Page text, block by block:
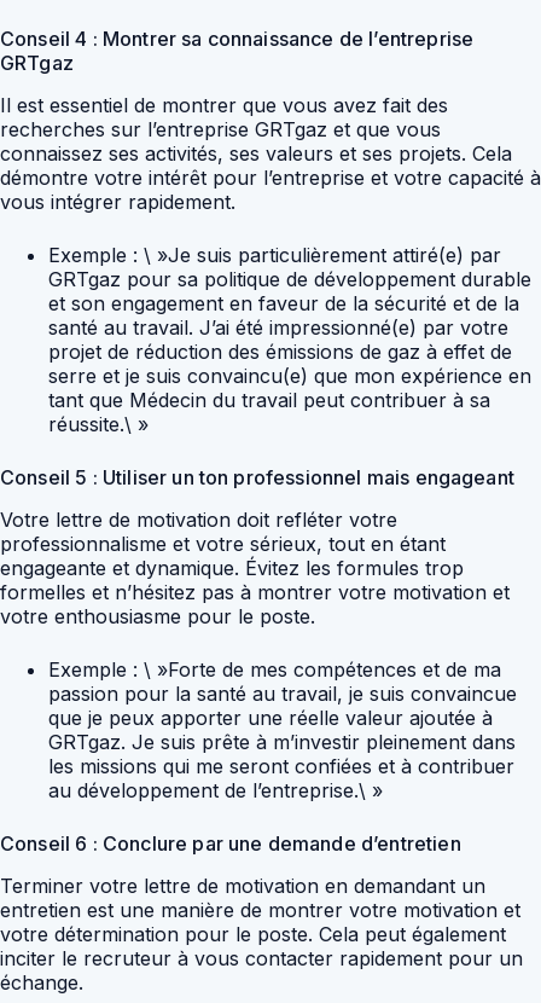
Conseil 4 : Montrer sa connaissance de l’entreprise
GRTgaz
Il est essentiel de montrer que vous avez fait des
recherches sur l’entreprise GRTgaz et que vous
connaissez ses activités, ses valeurs et ses projets. Cela
démontre votre intérêt pour l’entreprise et votre capacité à
vous intégrer rapidement.
Exemple : \ »Je suis particulièrement attiré(e) par
GRTgaz pour sa politique de développement durable
et son engagement en faveur de la sécurité et de la
santé au travail. J’ai été impressionné(e) par votre
projet de réduction des émissions de gaz à effet de
serre et je suis convaincu(e) que mon expérience en
tant que Médecin du travail peut contribuer à sa
réussite.\ »
Conseil 5 : Utiliser un ton professionnel mais engageant
Votre lettre de motivation doit refléter votre
professionnalisme et votre sérieux, tout en étant
engageante et dynamique. Évitez les formules trop
formelles et n’hésitez pas à montrer votre motivation et
votre enthousiasme pour le poste.
Exemple : \ »Forte de mes compétences et de ma
passion pour la santé au travail, je suis convaincue
que je peux apporter une réelle valeur ajoutée à
GRTgaz. Je suis prête à m’investir pleinement dans
les missions qui me seront confiées et à contribuer
au développement de l’entreprise.\ »
Conseil 6 : Conclure par une demande d’entretien
Terminer votre lettre de motivation en demandant un
entretien est une manière de montrer votre motivation et
votre détermination pour le poste. Cela peut également
inciter le recruteur à vous contacter rapidement pour un
échange.